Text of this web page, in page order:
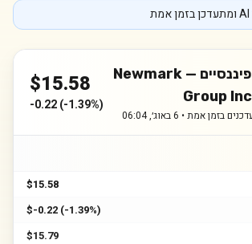
—
Newmark
Group Inc
בזמן אמת • 6 באוג׳, 06:04
$15.58
-0.22(-1.39%)
$15.58
$-0.22 (-1.39%)
$15.79